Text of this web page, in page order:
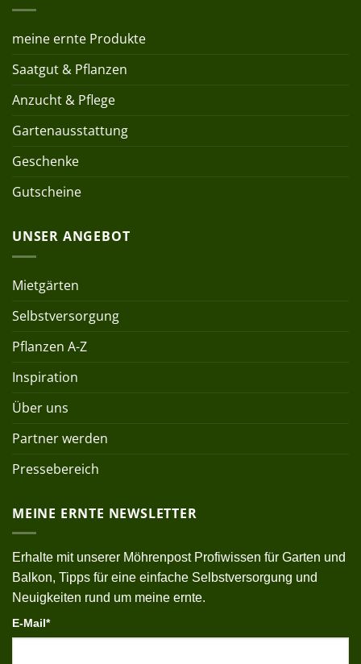
meine ernte Produkte
Saatgut & Pflanzen
Anzucht & Pflege
Gartenausstattung
Geschenke
Gutscheine
UNSER ANGEBOT
Mietgärten
Selbstversorgung
Pflanzen A-Z
Inspiration
Über uns
Partner werden
Pressebereich
MEINE ERNTE NEWSLETTER
Erhalte mit unserer Möhrenpost Profiwissen für Garten und
Balkon, Tipps für eine einfache Selbstversorgung und
Neuigkeiten rund um meine ernte.
E-Mail*